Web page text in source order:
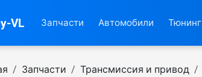
VL Запчасти Автомобили Тюнинг
Запчасти Трансмиссия и привод